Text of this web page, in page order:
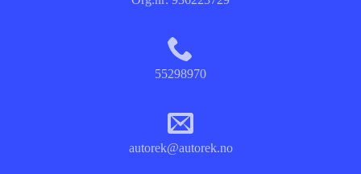
55298970
autorek@autorek.no